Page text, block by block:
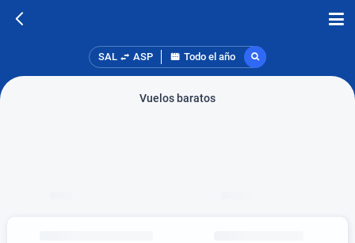
SAL ASP Todo el año
Vuelos baratos